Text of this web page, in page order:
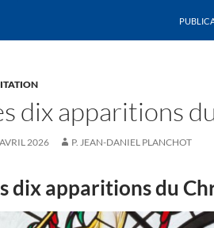
de la Médaille Miraculeuse
dix apparitions
2026 P. JEAN-DANIEL PLANCHOT
dix apparitions du